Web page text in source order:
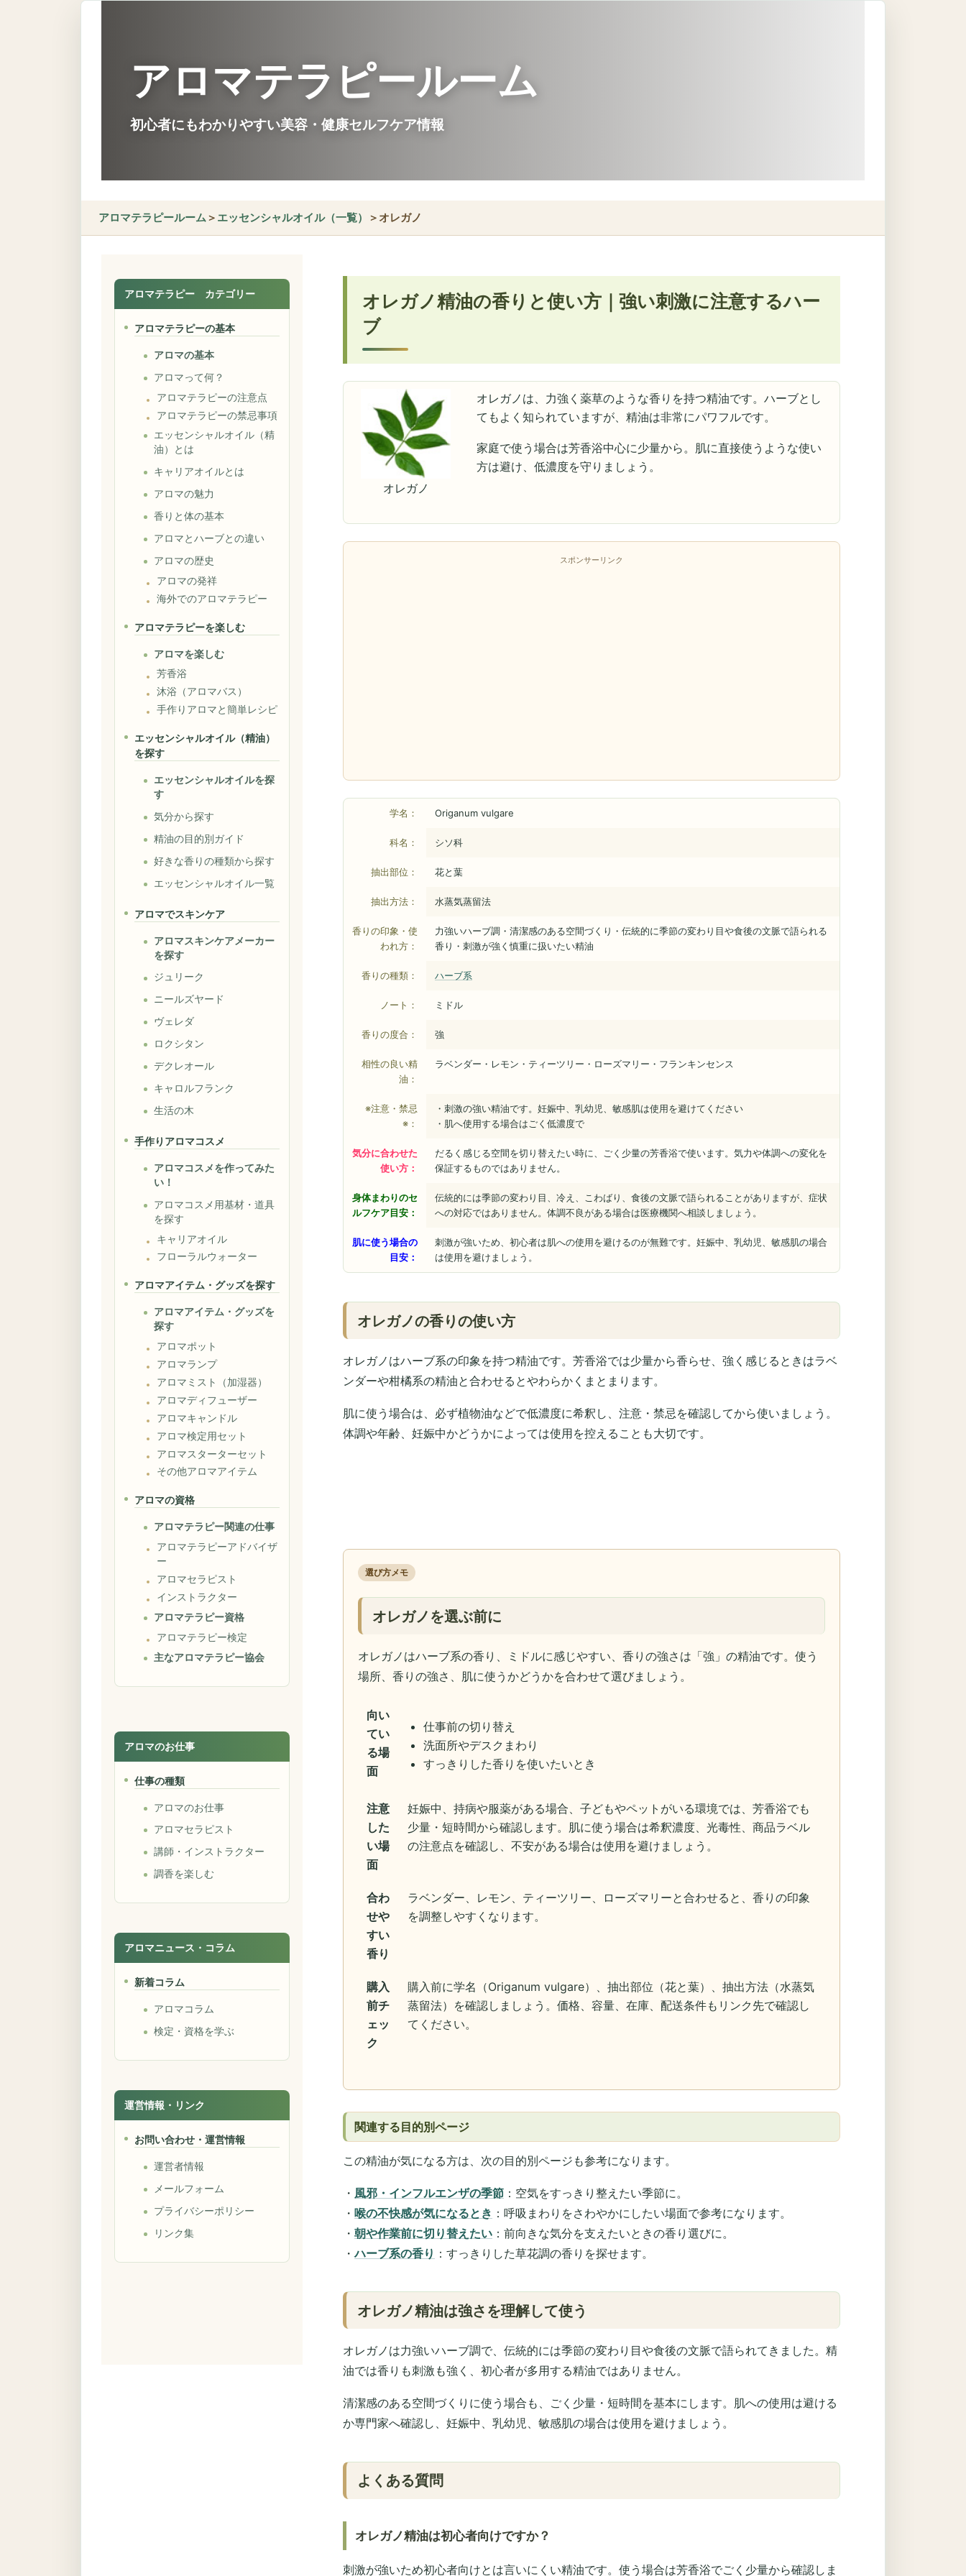
アロマテラピールーム
初心者にもわかりやすい美容・健康セルフケア情報
アロマテラピールーム＞ エッセンシャルオイル（一覧） ＞オレガノ
オレガノ精油の香りと使い方｜強い刺激に注意するハー
ブ
オレガノ
オレガノは、力強く薬草のような香りを持つ精油です。ハーブとし
てもよく知られていますが、精油は非常にパワフルです。
家庭で使う場合は芳香浴中心に少量から。肌に直接使うような使い
方は避け、低濃度を守りましょう。
スポンサーリンク
学名： Origanum vulgare
科名： シソ科
抽出部位： 花と葉
抽出方法： 水蒸気蒸留法
香りの印象・使
われ方：
力強いハーブ調・清潔感のある空間づくり・伝統的に季節の変わり目や食後の文脈で語られる
香り・刺激が強く慎重に扱いたい精油
香りの種類： ハーブ系
ノート： ミドル
香りの度合： 強
相性の良い精
油：
ラベンダー・レモン・ティーツリー・ローズマリー・フランキンセンス
※注意・禁忌
※：
・刺激の強い精油です。妊娠中、乳幼児、敏感肌は使用を避けてください
・肌へ使用する場合はごく低濃度で
気分に合わせた
使い方：
だるく感じる空間を切り替えたい時に、ごく少量の芳香浴で使います。気力や体調への変化を
保証するものではありません。
身体まわりのセ
ルフケア目安：
伝統的には季節の変わり目、冷え、こわばり、食後の文脈で語られることがありますが、症状
への対応ではありません。体調不良がある場合は医療機関へ相談しましょう。
肌に使う場合の
目安：
刺激が強いため、初心者は肌への使用を避けるのが無難です。妊娠中、乳幼児、敏感肌の場合
は使用を避けましょう。
オレガノの香りの使い方
オレガノはハーブ系の印象を持つ精油です。芳香浴では少量から香らせ、強く感じるときはラベ
ンダーや柑橘系の精油と合わせるとやわらかくまとまります。
肌に使う場合は、必ず植物油などで低濃度に希釈し、注意・禁忌を確認してから使いましょう。
体調や年齢、妊娠中かどうかによっては使用を控えることも大切です。
選び方メモ
オレガノを選ぶ前に
オレガノはハーブ系の香り、ミドルに感じやすい、香りの強さは「強」の精油です。使う
場所、香りの強さ、肌に使うかどうかを合わせて選びましょう。
向い
てい
る場
面
仕事前の切り替え
洗面所やデスクまわり
すっきりした香りを使いたいとき
注意
した
い場
面
妊娠中、持病や服薬がある場合、子どもやペットがいる環境では、芳香浴でも
少量・短時間から確認します。肌に使う場合は希釈濃度、光毒性、商品ラベル
の注意点を確認し、不安がある場合は使用を避けましょう。
合わ
せや
すい
香り
ラベンダー、レモン、ティーツリー、ローズマリーと合わせると、香りの印象
を調整しやすくなります。
購入
前チ
ェッ
ク
購入前に学名（Origanum vulgare）、抽出部位（花と葉）、抽出方法（水蒸気
蒸留法）を確認しましょう。価格、容量、在庫、配送条件もリンク先で確認し
てください。
関連する目的別ページ
この精油が気になる方は、次の目的別ページも参考になります。
・ 風邪・インフルエンザの季節 ：空気をすっきり整えたい季節に。
・ 喉の不快感が気になるとき ：呼吸まわりをさわやかにしたい場面で参考になります。
・ 朝や作業前に切り替えたい ：前向きな気分を支えたいときの香り選びに。
・ハーブ系の香り ：すっきりした草花調の香りを探せます。
オレガノ精油は強さを理解して使う
オレガノは力強いハーブ調で、伝統的には季節の変わり目や食後の文脈で語られてきました。精
油では香りも刺激も強く、初心者が多用する精油ではありません。
清潔感のある空間づくりに使う場合も、ごく少量・短時間を基本にします。肌への使用は避ける
か専門家へ確認し、妊娠中、乳幼児、敏感肌の場合は使用を避けましょう。
よくある質問
オレガノ精油は初心者向けですか？
刺激が強いため初心者向けとは言いにくい精油です。使う場合は芳香浴でごく少量から確認しま
アロマテラピー カテゴリー
アロマテラピーの基本
アロマの基本
アロマって何？
アロマテラピーの注意点
アロマテラピーの禁忌事項
エッセンシャルオイル（精
油）とは
キャリアオイルとは
アロマの魅力
香りと体の基本
アロマとハーブとの違い
アロマの歴史
アロマの発祥
海外でのアロマテラピー
アロマテラピーを楽しむ
アロマを楽しむ
芳香浴
沐浴（アロマバス）
手作りアロマと簡単レシピ
エッセンシャルオイル（精油）
を探す
エッセンシャルオイルを探
す
気分から探す
精油の目的別ガイド
好きな香りの種類から探す
エッセンシャルオイル一覧
アロマでスキンケア
アロマスキンケアメーカー
を探す
ジュリーク
ニールズヤード
ヴェレダ
ロクシタン
デクレオール
キャロルフランク
生活の木
手作りアロマコスメ
アロマコスメを作ってみた
い！
アロマコスメ用基材・道具
を探す
キャリアオイル
フローラルウォーター
アロマアイテム・グッズを探す
アロマアイテム・グッズを
探す
アロマポット
アロマランプ
アロマミスト（加湿器）
アロマディフューザー
アロマキャンドル
アロマ検定用セット
アロマスターターセット
その他アロマアイテム
アロマの資格
アロマテラピー関連の仕事
アロマテラピーアドバイザ
ー
アロマセラピスト
インストラクター
アロマテラピー資格
アロマテラピー検定
主なアロマテラピー協会
アロマのお仕事
仕事の種類
アロマのお仕事
アロマセラピスト
講師・インストラクター
調香を楽しむ
アロマニュース・コラム
新着コラム
アロマコラム
検定・資格を学ぶ
運営情報・リンク
お問い合わせ・運営情報
運営者情報
メールフォーム
プライバシーポリシー
リンク集